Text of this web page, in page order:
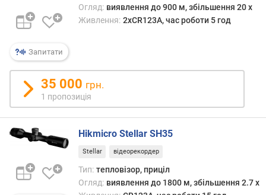
е
н
я
(
x
)
ц
ф
в
Запитати
Огляд: виявлення до 900 м, збільшення 20 x
Живлення: 2xCR123A, час роботи 5 год
35 000 грн.
1 пропозиція
Hikmicro Stellar SH35
Stellar відеорекордер
Тип: тепловізор, приціл
Огляд: виявлення до 1800 м, збільшення 2.7 x